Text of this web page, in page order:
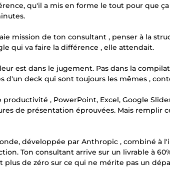
qu'il a mis en forme le tout pour que
mission de ton consultant , penser à la
qui va faire la différence , elle attendait.
est dans le jugement. Pas dans la
d'un deck qui sont toujours les mêmes ,
, PowerPoint, Excel, Google
de présentation éprouvées. Mais remplir
développée par Anthropic , combiné à
Ton consultant arrive sur un livrable à
de zéro sur ce qui ne mérite pas un